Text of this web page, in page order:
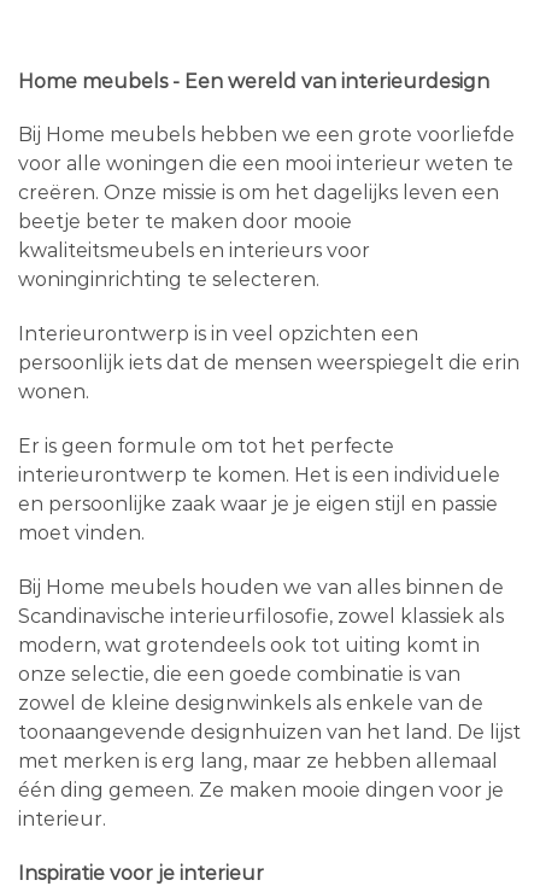
Home meubels - Een wereld van interieurdesign
Bij Home meubels hebben we een grote voorliefde
voor alle woningen die een mooi interieur weten te
creëren. Onze missie is om het dagelijks leven een
beetje beter te maken door mooie
kwaliteitsmeubels en interieurs voor
woninginrichting te selecteren.
Interieurontwerp is in veel opzichten een
persoonlijk iets dat de mensen weerspiegelt die erin
wonen.
Er is geen formule om tot het perfecte
interieurontwerp te komen. Het is een individuele
en persoonlijke zaak waar je je eigen stijl en passie
moet vinden.
Bij Home meubels houden we van alles binnen de
Scandinavische interieurfilosofie, zowel klassiek als
modern, wat grotendeels ook tot uiting komt in
onze selectie, die een goede combinatie is van
zowel de kleine designwinkels als enkele van de
toonaangevende designhuizen van het land. De lijst
met merken is erg lang, maar ze hebben allemaal
één ding gemeen. Ze maken mooie dingen voor je
interieur.
Inspiratie voor je interieur